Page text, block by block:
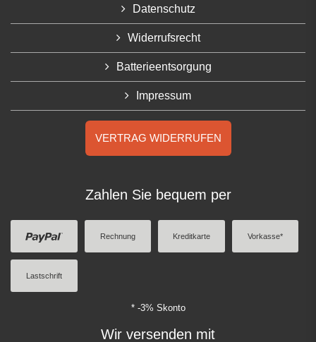
Datenschutz
Widerrufsrecht
Batterieentsorgung
Impressum
VERTRAG WIDERRUFEN
Zahlen Sie bequem per
Rechnung Kreditkarte Vorkasse*
Lastschrift
* -3% Skonto
Wir versenden mit